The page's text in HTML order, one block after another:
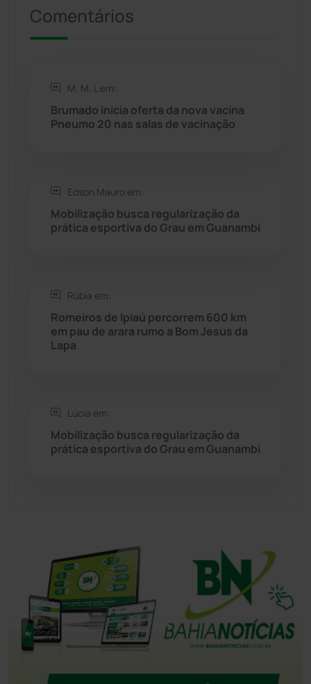
Rio de Contas
Rio do Antônio
Rio do Pires
Seabra
Sebastião Laranjeiras (96)
Sudoeste Baiano
Tanhaçu
Comentários
M. M. L em:
Brumado inicia oferta da nova vacina
Pneumo 20 nas salas de vacinação
Edson Mauro em:
Mobilização busca regularização da
prática esportiva do Grau em Guanambi
Rúbia em:
Romeiros de Ipiaú percorrem 600 km
em pau de arara rumo a Bom Jesus da
Lapa
Lúcia em:
Mobilização busca regularização da
prática esportiva do Grau em Guanambi